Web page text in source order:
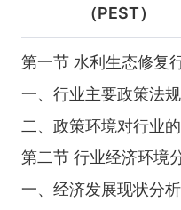
（PEST）
第一节 水利生态修复
一、行业主要政策法规
二、政策环境对行业
第二节 行业经济环境
一、经济发展现状分析